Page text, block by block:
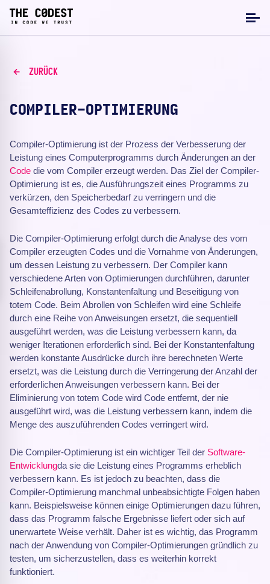
ZURÜCK
COMPILER-OPTIMIERUNG
Compiler-Optimierung ist der Prozess der Verbesserung der
Leistung eines Computerprogramms durch Änderungen an der
Code die vom Compiler erzeugt werden. Das Ziel der Compiler-
Optimierung ist es, die Ausführungszeit eines Programms zu
verkürzen, den Speicherbedarf zu verringern und die
Gesamteffizienz des Codes zu verbessern.
Die Compiler-Optimierung erfolgt durch die Analyse des vom
Compiler erzeugten Codes und die Vornahme von Änderungen,
um dessen Leistung zu verbessern. Der Compiler kann
verschiedene Arten von Optimierungen durchführen, darunter
Schleifenabrollung, Konstantenfaltung und Beseitigung von
totem Code. Beim Abrollen von Schleifen wird eine Schleife
durch eine Reihe von Anweisungen ersetzt, die sequentiell
ausgeführt werden, was die Leistung verbessern kann, da
weniger Iterationen erforderlich sind. Bei der Konstantenfaltung
werden konstante Ausdrücke durch ihre berechneten Werte
ersetzt, was die Leistung durch die Verringerung der Anzahl der
erforderlichen Anweisungen verbessern kann. Bei der
Eliminierung von totem Code wird Code entfernt, der nie
ausgeführt wird, was die Leistung verbessern kann, indem die
Menge des auszuführenden Codes verringert wird.
Die Compiler-Optimierung ist ein wichtiger Teil der Software-
Entwicklungda sie die Leistung eines Programms erheblich
verbessern kann. Es ist jedoch zu beachten, dass die
Compiler-Optimierung manchmal unbeabsichtigte Folgen haben
kann. Beispielsweise können einige Optimierungen dazu führen,
dass das Programm falsche Ergebnisse liefert oder sich auf
unerwartete Weise verhält. Daher ist es wichtig, das Programm
nach der Anwendung von Compiler-Optimierungen gründlich zu
testen, um sicherzustellen, dass es weiterhin korrekt
funktioniert.